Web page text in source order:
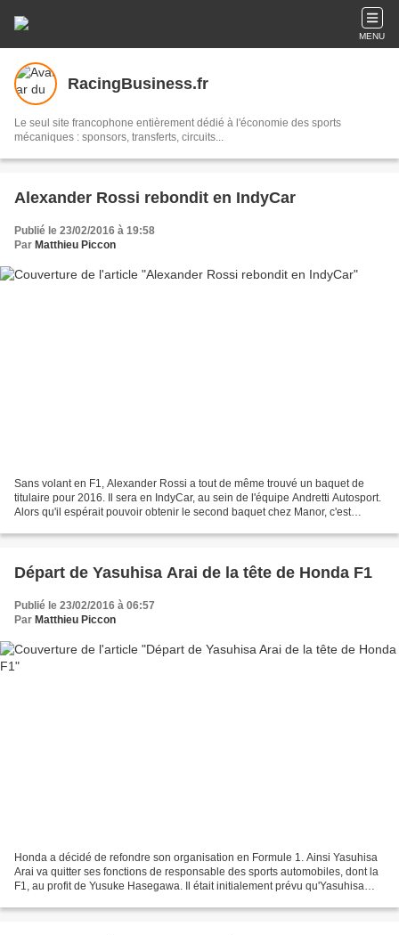
MENU
RacingBusiness.fr
Le seul site francophone entièrement dédié à l'économie des sports
mécaniques : sponsors, transferts, circuits...
Alexander Rossi rebondit en IndyCar
Publié le 23/02/2016 à 19:58
Par Matthieu Piccon
Sans volant en F1, Alexander Rossi a tout de même trouvé un baquet de
titulaire pour 2016. Il sera en IndyCar, au sein de l'équipe Andretti Autosport.
Alors qu'il espérait pouvoir obtenir le second baquet chez Manor, c'est
Départ de Yasuhisa Arai de la tête de Honda F1
Publié le 23/02/2016 à 06:57
Par Matthieu Piccon
Honda a décidé de refondre son organisation en Formule 1. Ainsi Yasuhisa
Arai va quitter ses fonctions de responsable des sports automobiles, dont la
F1, au profit de Yusuke Hasegawa. Il était initialement prévu qu'Yasuhisa